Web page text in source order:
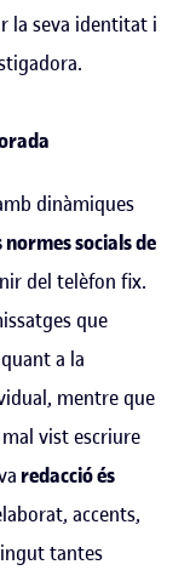
la seva identitat i
dinàmiques
socials de
del telèfon fix.
que
a la
mentre que
vist escriure
redacció és
accents,
tantes